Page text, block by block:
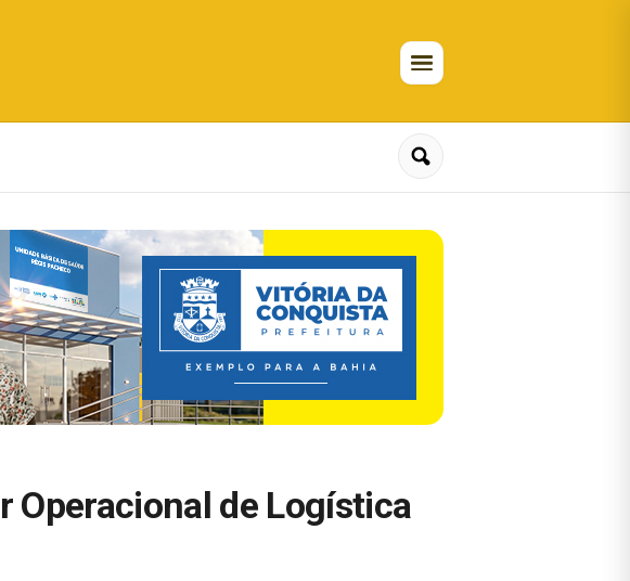
Operacional de Logística